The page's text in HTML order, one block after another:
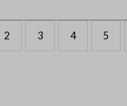
2 3 4 5